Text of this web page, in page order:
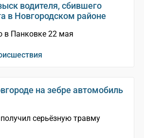
водителя, сбившего
в Новгородском районе
Панковке 22 мая
на зебре автомобиль
серьёзную травму